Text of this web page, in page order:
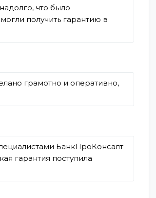
что было
получить гарантию в
грамотно и оперативно,
БанкПроКонсалт
гарантия поступила